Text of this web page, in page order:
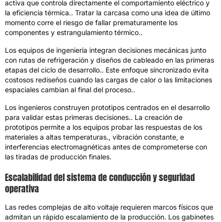
activa que controla directamente el comportamiento eléctrico y
la eficiencia térmica.. Tratar la carcasa como una idea de último
momento corre el riesgo de fallar prematuramente los
componentes y estrangulamiento térmico..
Los equipos de ingeniería integran decisiones mecánicas junto
con rutas de refrigeración y diseños de cableado en las primeras
etapas del ciclo de desarrollo.. Este enfoque sincronizado evita
costosos rediseños cuando las cargas de calor o las limitaciones
espaciales cambian al final del proceso..
Los ingenieros construyen prototipos centrados en el desarrollo
para validar estas primeras decisiones.. La creación de
prototipos permite a los equipos probar las respuestas de los
materiales a altas temperaturas., vibración constante, e
interferencias electromagnéticas antes de comprometerse con
las tiradas de producción finales.
Escalabilidad del sistema de conducción y seguridad
operativa
Las redes complejas de alto voltaje requieren marcos físicos que
admitan un rápido escalamiento de la producción. Los gabinetes